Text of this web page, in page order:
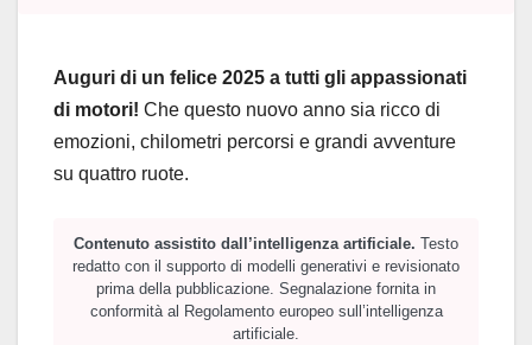
Auguri di un felice 2025 a tutti gli appassionati
di motori! Che questo nuovo anno sia ricco di
emozioni, chilometri percorsi e grandi avventure
su quattro ruote.
Contenuto assistito dall’intelligenza artificiale. Testo
redatto con il supporto di modelli generativi e revisionato
prima della pubblicazione. Segnalazione fornita in
conformità al Regolamento europeo sull’intelligenza
artificiale.